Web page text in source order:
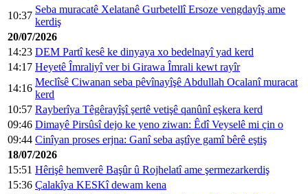
10:37
Seba muracatê Xelatanê Gurbetellî Ersoze vengdayîş ame
kerdiş
20/07/2026
14:23 DEM Partî kesê ke dinyaya xo bedelnayî yad kerd
14:17 Heyetê Îmraliyî ver bi Girawa Îmrali kewt rayîr
14:16
Meclîsê Ciwanan seba pêvînayîşê Abdullah Ocalanî muracat
kerd
10:57 Rayberîya Têgêrayîşî şertê vetişê qanûnî eşkera kerd
09:46 Dimayê Pirsûsî dejo ke yeno ziwan: Êdî Veyselê mi çin o
09:44 Cinîyan proses erjna: Ganî seba aştîye gamî bêrê eştiş
18/07/2026
15:51 Hêrişê hemverê Başûr û Rojhelatî ame şermezarkerdiş
15:36 Çalakîya KESKî dewam kena